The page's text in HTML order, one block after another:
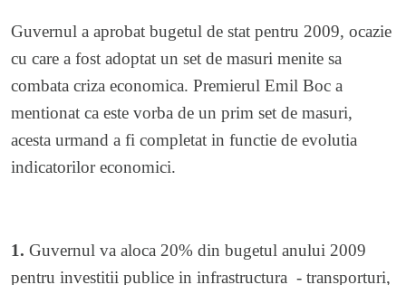
Guvernul a aprobat bugetul de stat pentru 2009, ocazie
cu care a fost adoptat un set de masuri menite sa
combata criza economica. Premierul Emil Boc a
mentionat ca este vorba de un prim set de masuri,
acesta urmand a fi completat in functie de evolutia
indicatorilor economici.
1. Guvernul va aloca 20% din bugetul anului 2009
pentru investitii publice in infrastructura - transporturi,